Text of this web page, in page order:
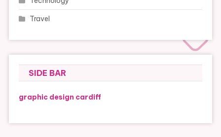
Travel
SIDE BAR
graphic design cardiff